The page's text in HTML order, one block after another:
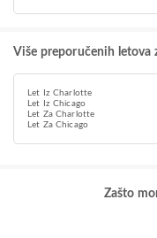
Više preporučenih letova
Let Iz Charlotte
Let Iz Chicago
Let Za Charlotte
Let Za Chicago
Zašto